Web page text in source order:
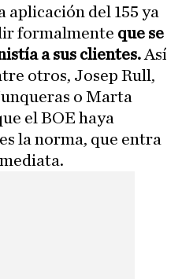
del 155 ya
formalmente que se
a sus clientes. Así
otros, Josep Rull,
o Marta
el BOE haya
la norma, que entra